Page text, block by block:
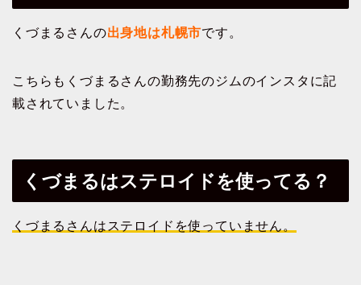
くづまるさんの出身地は札幌市です。
こちらもくづまるさんの勤務先のジムのインスタに記
載されていました。
くづまるはステロイドを使ってる？
くづまるさんはステロイドを使っていません。